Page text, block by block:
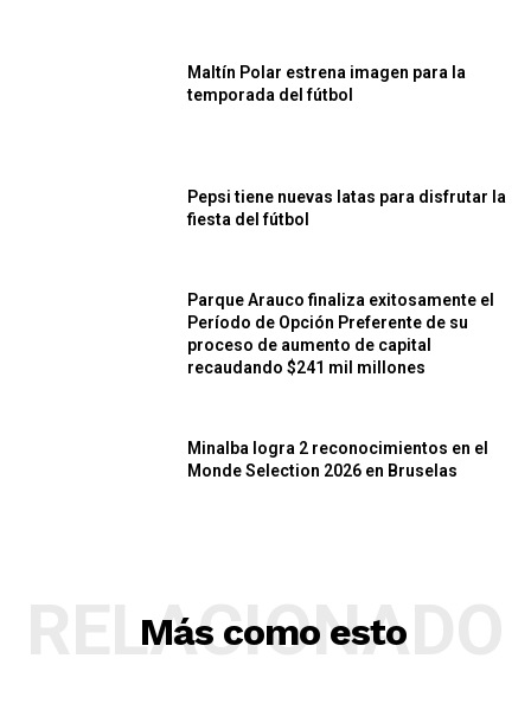
Maltín Polar estrena imagen para la
temporada del fútbol
Pepsi tiene nuevas latas para disfrutar la
fiesta del fútbol
Parque Arauco finaliza exitosamente el
Período de Opción Preferente de su
proceso de aumento de capital
recaudando $241 mil millones
Minalba logra 2 reconocimientos en el
Monde Selection 2026 en Bruselas
Más como esto
RELACIONADO